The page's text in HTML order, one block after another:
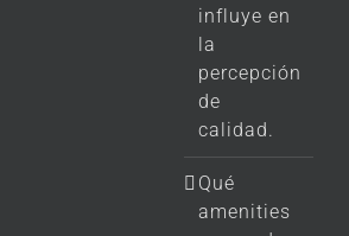
influye en
la
percepción
de
calidad.
Qué
amenities